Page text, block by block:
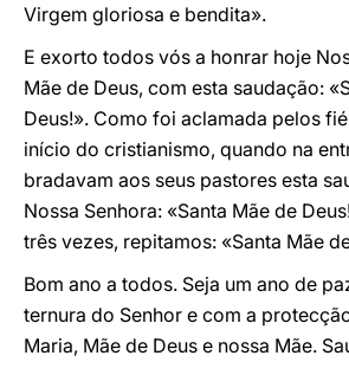
Virgem gloriosa e bendita».
E exorto todos vós a honrar hoje
Mãe de Deus, com esta saudação:
Deus!». Como foi aclamada pelos
início do cristianismo, quando na
bradavam aos seus pastores esta
Nossa Senhora: «Santa Mãe de
três vezes, repitamos: «Santa Mãe
Bom ano a todos. Seja um ano de
ternura do Senhor e com a
Maria, Mãe de Deus e nossa Mãe.